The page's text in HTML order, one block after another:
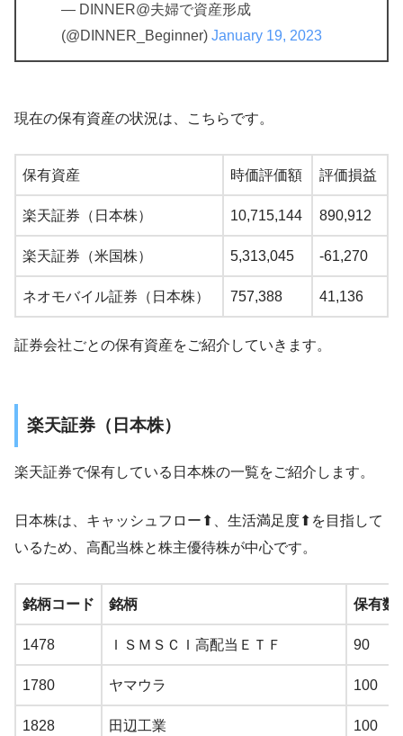
— DINNER@夫婦で資産形成
(@DINNER_Beginner) January 19, 2023
現在の保有資産の状況は、こちらです。
保有資産 時価評価額 評価損益
楽天証券（日本株） 10,715,144 890,912
楽天証券（米国株） 5,313,045 -61,270
ネオモバイル証券（日本株） 757,388 41,136
証券会社ごとの保有資産をご紹介していきます。
楽天証券（日本株）
楽天証券で保有している日本株の一覧をご紹介します。
日本株は、キャッシュフロー⬆、生活満足度⬆を目指して
いるため、高配当株と株主優待株が中心です。
銘柄コード 銘柄 保有数
1478 ＩＳＭＳＣＩ高配当ＥＴＦ 90
1780 ヤマウラ 100
1828 田辺工業 100